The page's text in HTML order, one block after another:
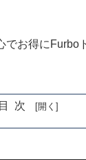
でお得にFurbo
目次